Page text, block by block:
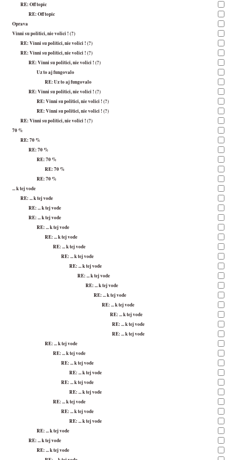
RE: Off topic
RE: Off topic
Oprava
Vinni su politici, nie volici ! (?)
RE: Vinni su politici, nie volici ! (?)
RE: Vinni su politici, nie volici ! (?)
RE: Vinni su politici, nie volici ! (?)
Uz to aj fungovalo
RE: Uz to aj fungovalo
RE: Vinni su politici, nie volici ! (?)
RE: Vinni su politici, nie volici ! (?)
RE: Vinni su politici, nie volici ! (?)
RE: Vinni su politici, nie volici ! (?)
70 %
RE: 70 %
RE: 70 %
RE: 70 %
RE: 70 %
RE: 70 %
... k tej vode
RE: ... k tej vode
RE: ... k tej vode
RE: ... k tej vode
RE: ... k tej vode
RE: ... k tej vode
RE: ... k tej vode
RE: ... k tej vode
RE: ... k tej vode
RE: ... k tej vode
RE: ... k tej vode
RE: ... k tej vode
RE: ... k tej vode
RE: ... k tej vode
RE: ... k tej vode
RE: ... k tej vode
RE: ... k tej vode
RE: ... k tej vode
RE: ... k tej vode
RE: ... k tej vode
RE: ... k tej vode
RE: ... k tej vode
RE: ... k tej vode
RE: ... k tej vode
RE: ... k tej vode
RE: ... k tej vode
RE: ... k tej vode
RE: ... k tej vode